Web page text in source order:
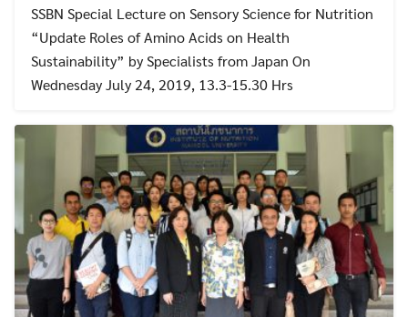
SSBN Special Lecture on Sensory Science for Nutrition
“Update Roles of Amino Acids on Health
Sustainability” by Specialists from Japan On
Wednesday July 24, 2019, 13.3-15.30 Hrs